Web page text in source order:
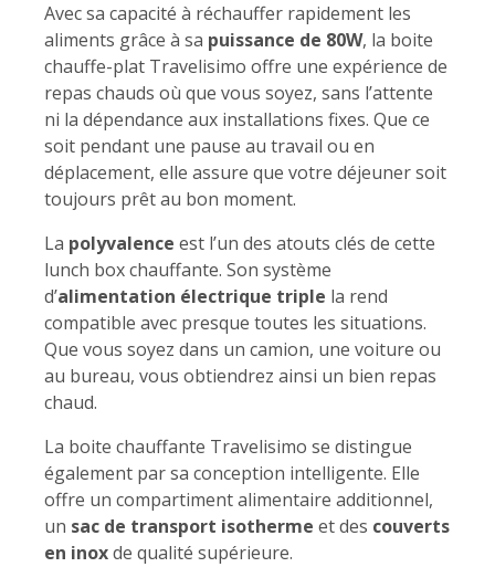
Avec sa capacité à réchauffer rapidement les
aliments grâce à sa puissance de 80W, la boite
chauffe-plat Travelisimo offre une expérience de
repas chauds où que vous soyez, sans l’attente
ni la dépendance aux installations fixes. Que ce
soit pendant une pause au travail ou en
déplacement, elle assure que votre déjeuner soit
toujours prêt au bon moment.
La polyvalence est l’un des atouts clés de cette
lunch box chauffante. Son système
d’alimentation électrique triple la rend
compatible avec presque toutes les situations.
Que vous soyez dans un camion, une voiture ou
au bureau, vous obtiendrez ainsi un bien repas
chaud.
La boite chauffante Travelisimo se distingue
également par sa conception intelligente. Elle
offre un compartiment alimentaire additionnel,
un sac de transport isotherme et des couverts
en inoxde qualité supérieure.